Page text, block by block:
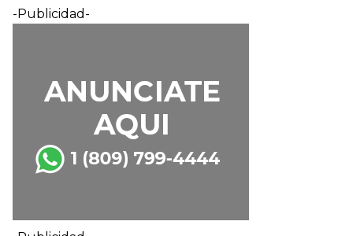
-Publicidad-